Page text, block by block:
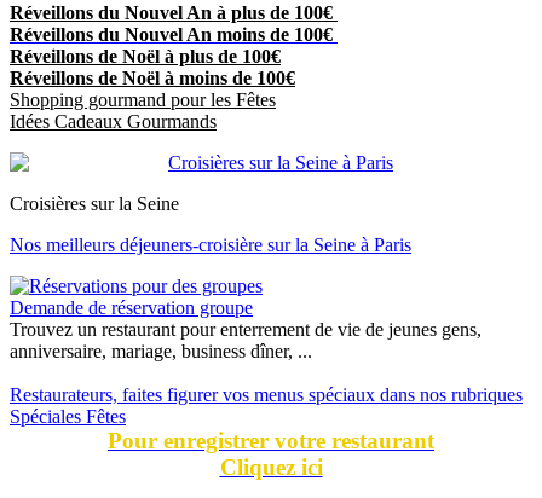
Réveillons du Nouvel An à plus de 100€
Réveillons du Nouvel An moins de 100€
Réveillons de Noël à plus de 100€
Réveillons de Noël à moins de 100€
Shopping gourmand pour les Fêtes
Idées Cadeaux Gourmands
Croisières sur la Seine
Nos meilleurs déjeuners-croisière sur la Seine à Paris
Demande de réservation groupe
Trouvez un restaurant pour enterrement de vie de jeunes gens,
anniversaire, mariage, business dîner, ...
Restaurateurs, faites figurer vos menus spéciaux dans nos rubriques
Spéciales Fêtes
Pour enregistrer votre restaurant
Cliquez ici